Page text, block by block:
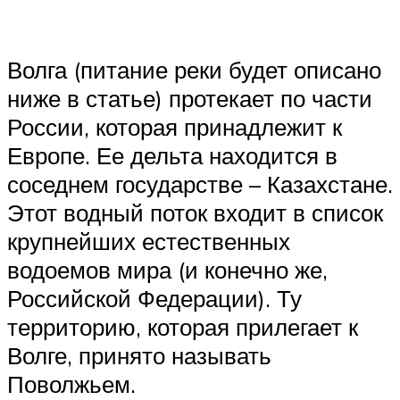
Волга (питание реки будет описано
ниже в статье) протекает по части
России, которая принадлежит к
Европе. Ее дельта находится в
соседнем государстве – Казахстане.
Этот водный поток входит в список
крупнейших естественных
водоемов мира (и конечно же,
Российской Федерации). Ту
территорию, которая прилегает к
Волге, принято называть
Поволжьем.